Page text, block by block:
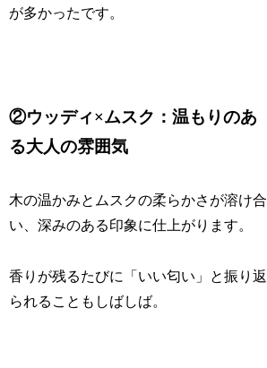
が多かったです。
②ウッディ×ムスク：温もりのあ
る大人の雰囲気
木の温かみとムスクの柔らかさが溶け合
い、深みのある印象に仕上がります。
香りが残るたびに「いい匂い」と振り返
られることもしばしば。